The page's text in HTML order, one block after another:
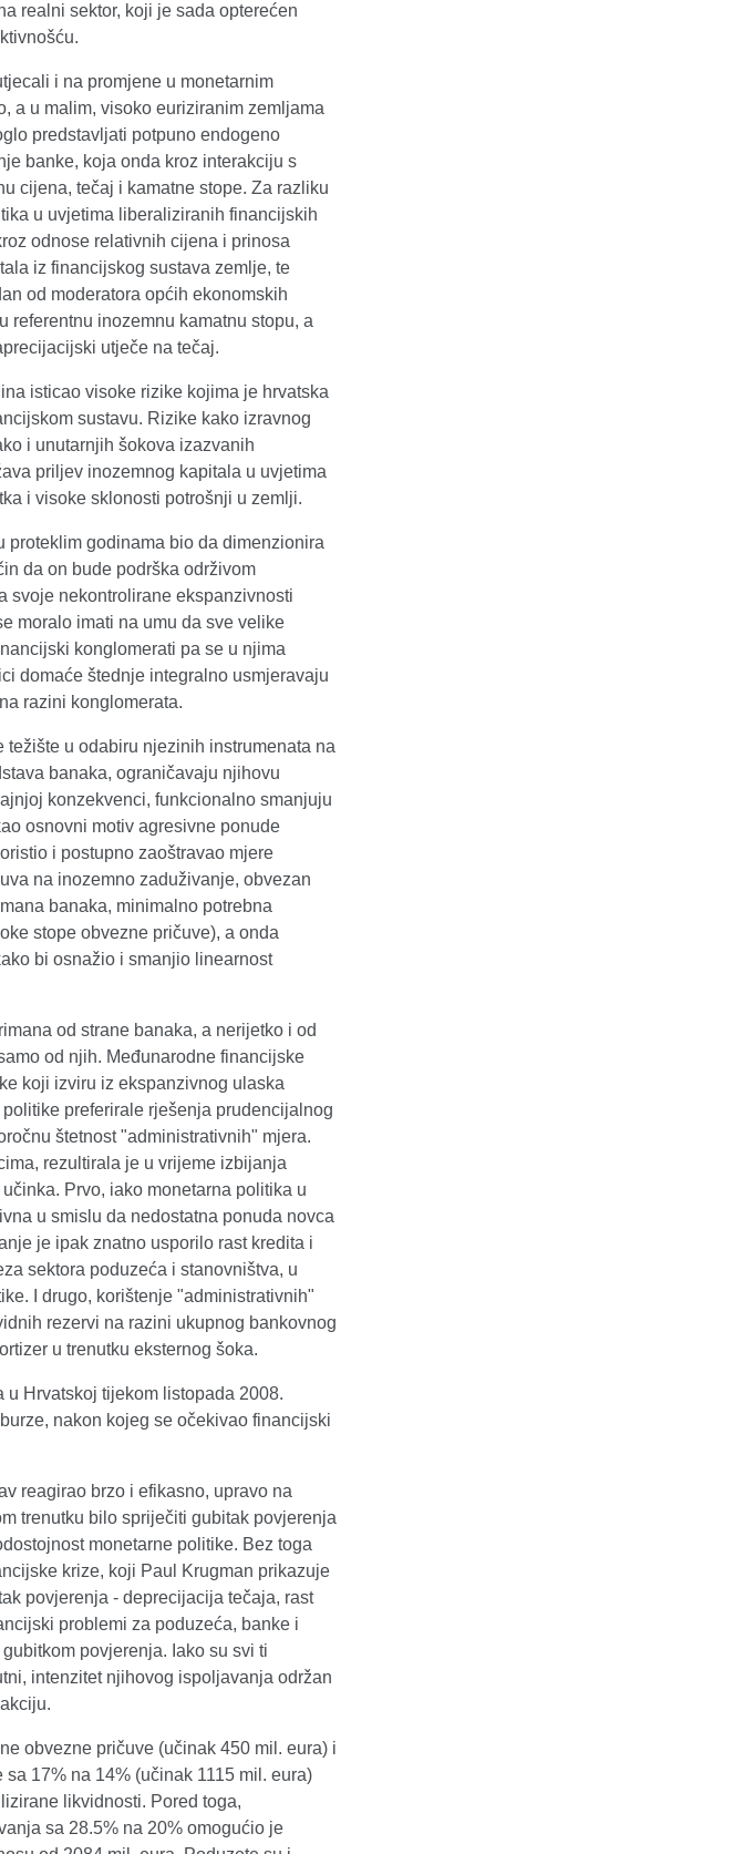
realni sektor, koji je sada opterećen
i na promjene u monetarnim
a u malim, visoko euriziranim zemljama
predstavljati potpuno endogeno
banke, koja onda kroz interakciju s
cijena, tečaj i kamatne stope. Za razliku
u uvjetima liberaliziranih financijskih
odnose relativnih cijena i prinosa
iz financijskog sustava zemlje, te
od moderatora općih ekonomskih
referentnu inozemnu kamatnu stopu, a
utječe na tečaj.
isticao visoke rizike kojima je hrvatska
sustavu. Rizike kako izravnog
i unutarnjih šokova izazvanih
priljev inozemnog kapitala u uvjetima
i visoke sklonosti potrošnji u zemlji.
godinama bio da dimenzionira
da on bude podrška održivom
svoje nekontrolirane ekspanzivnosti
moralo imati na umu da sve velike
konglomerati pa se u njima
domaće štednje integralno usmjeravaju
razini konglomerata.
u odabiru njezinih instrumenata na
banaka, ograničavaju njihovu
konzekvenci, funkcionalno smanjuju
osnovni motiv agresivne ponude
i postupno zaoštravao mjere
na inozemno zaduživanje, obvezan
banaka, minimalno potrebna
stope obvezne pričuve), a onda
bi osnažio i smanjio linearnost
od strane banaka, a nerijetko i od
od njih. Međunarodne financijske
koji izviru iz ekspanzivnog ulaska
preferirale rješenja prudencijalnog
štetnost "administrativnih" mjera.
rezultirala je u vrijeme izbijanja
Prvo, iako monetarna politika u
u smislu da nedostatna ponuda novca
je ipak znatno usporilo rast kredita i
sektora poduzeća i stanovništva, u
I drugo, korištenje "administrativnih"
rezervi na razini ukupnog bankovnog
u trenutku eksternog šoka.
Hrvatskoj tijekom listopada 2008.
nakon kojeg se očekivao financijski
reagirao brzo i efikasno, upravo na
trenutku bilo spriječiti gubitak povjerenja
monetarne politike. Bez toga
krize, koji Paul Krugman prikazuje
povjerenja - deprecijacija tečaja, rast
problemi za poduzeća, banke i
povjerenja. Iako su svi ti
intenzitet njihovog ispoljavanja održan
obvezne pričuve (učinak 450 mil. eura) i
17% na 14% (učinak 1115 mil. eura)
likvidnosti. Pored toga,
sa 28.5% na 20% omogućio je